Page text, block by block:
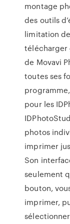
montage
des outils
limitation de
télécharger
de Movavi
toutes ses
pour les
photos
imprimer
Son
seulement
bouton,
imprimer,